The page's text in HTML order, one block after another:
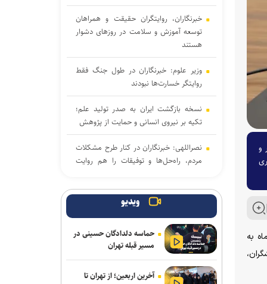
و
به
خبرنگاران، روایتگران حقیقت و همراهان
توسعه آموزش و سلامت در روزهای دشوار
هستند
وزیر علوم: خبرنگاران در طول جنگ فقط
روایتگر خسارت‌ها نبودند
نسخه بازگشت ایران به صدر تولید علم؛
تکیه بر نیروی انسانی و حمایت از پژوهش
نصراللهی: خبرنگاران در کنار طرح مشکلات
مردم، راه‌حل‌ها و توفیقات را هم روایت
روز خبرنگار ایرانی و جنگ روایت با ترامپ
خبرنگار؛ روایتگر امروز، دیده‌بان فردا
آغاز انتخاب واحد ترم تحصیلی جدید
دانشگاه آزاد اسلامی از ۲۴ مرداد
ویدیو
حماسه دلدادگان حسینی در
مسیر قبله تهران
آخرین اربعین؛ از تهران تا